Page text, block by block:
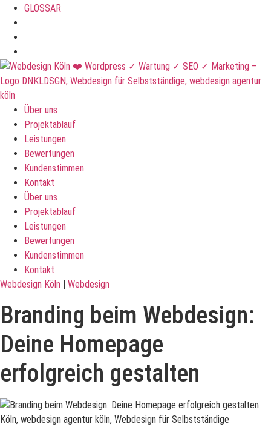
GLOSSAR
Über uns
Projektablauf
Leistungen
Bewertungen
Kundenstimmen
Kontakt
Über uns
Projektablauf
Leistungen
Bewertungen
Kundenstimmen
Kontakt
Webdesign Köln
Webdesign
Branding beim Webdesign:
Deine Homepage
erfolgreich gestalten